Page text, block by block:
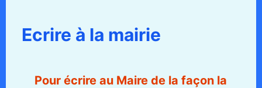
Ecrire à la mairie
Pour écrire au Maire de la façon la